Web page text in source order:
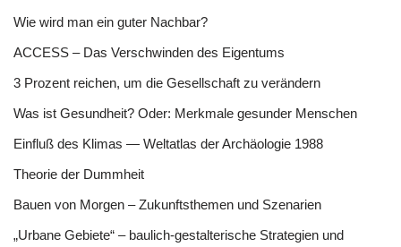
Wie wird man ein guter Nachbar?
ACCESS – Das Verschwinden des Eigentums
3 Prozent reichen, um die Gesellschaft zu verändern
Was ist Gesundheit? Oder: Merkmale gesunder Menschen
Einfluß des Klimas — Weltatlas der Archäologie 1988
Theorie der Dummheit
Bauen von Morgen – Zukunftsthemen und Szenarien
„Urbane Gebiete“ – baulich-gestalterische Strategien und